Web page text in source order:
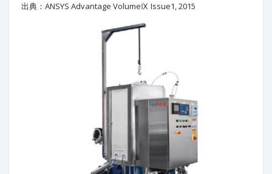
出典：ANSYS Advantage VolumeⅨ Issue1, 2015